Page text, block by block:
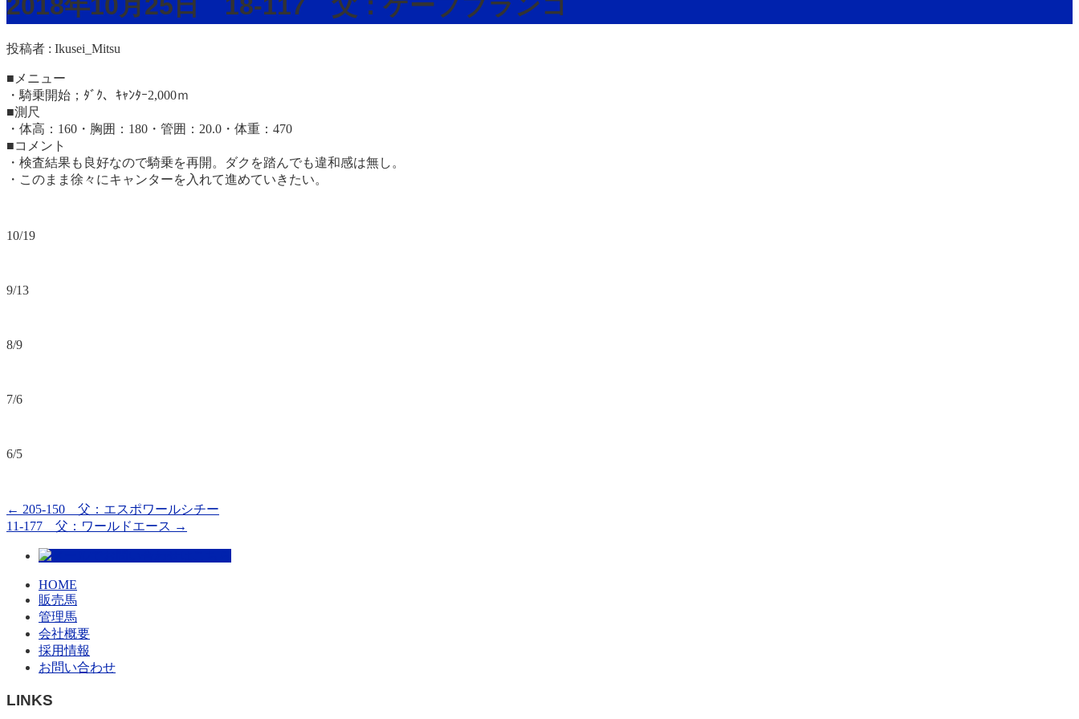
投稿者 : Ikusei_Mitsu
■メニュー
・騎乗開始；ﾀﾞｸ、ｷｬﾝﾀｰ2,000ｍ
■測尺
・体高：160・胸囲：180・管囲：20.0・体重：470
■コメント
・検査結果も良好なので騎乗を再開。ダクを踏んでも違和感は無し。
・このまま徐々にキャンターを入れて進めていきたい。
10/19
9/13
8/9
7/6
6/5
← 205-150 父：エスポワールシチー
11-177 父：ワールドエース →
HOME
販売馬
管理馬
会社概要
採用情報
お問い合わせ
LINKS